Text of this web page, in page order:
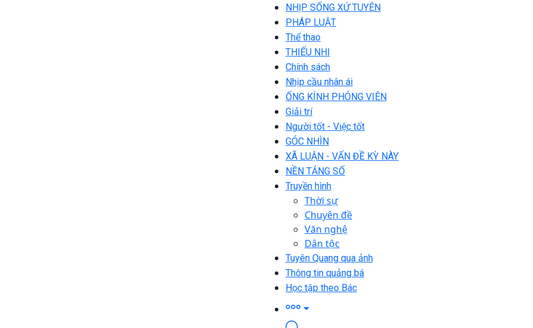
NHỊP SỐNG XỨ TUYÊN
PHÁP LUẬT
Thể thao
THIẾU NHI
Chính sách
Nhịp cầu nhân ái
ỐNG KÍNH PHÓNG VIÊN
Giải trí
Người tốt - Việc tốt
GÓC NHÌN
XÃ LUẬN - VẤN ĐỀ KỲ NÀY
NỀN TẢNG SỐ
Truyền hình
Thời sự
Chuyên đề
Văn nghệ
Dân tộc
Tuyên Quang qua ảnh
Thông tin quảng bá
Học tập theo Bác